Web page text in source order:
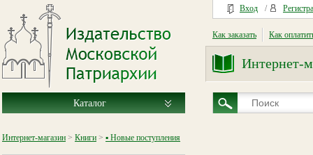
Вход /
Как заказать Как
Интернет-
Каталог
Интернет-магазин > Книги > ▪ Новые поступления